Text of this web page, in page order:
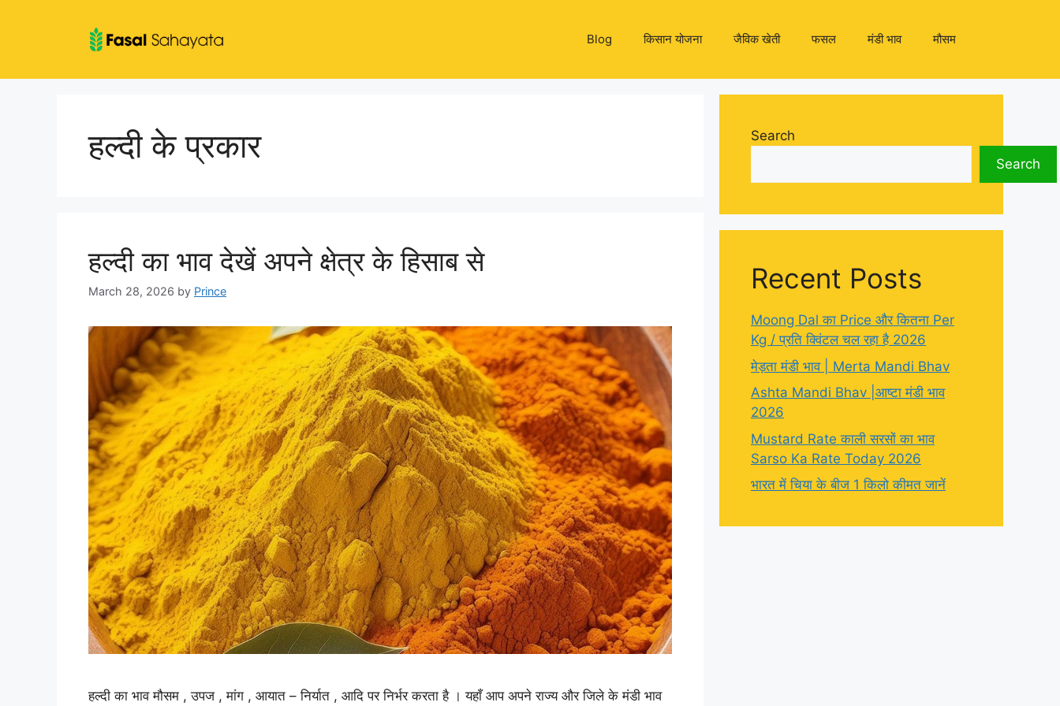
Blog किसान योजना जैविक खेती फसल मंडी भाव मौसम
हल्दी के प्रकार
हल्दी का भाव देखें अपने क्षेत्र के हिसाब से
March 28, 2026 by Prince
हल्दी का भाव मौसम , उपज , मांग , आयात – निर्यात , आदि पर निर्भर करता है । यहाँ आप अपने राज्य और जिले के मंडी भाव
Search
Search
Recent Posts
Moong Dal का Price और कितना Per
Kg / प्रति क्विंटल चल रहा है 2026
मेड़ता मंडी भाव | Merta Mandi Bhav
Ashta Mandi Bhav |आष्टा मंडी भाव
2026
Mustard Rate काली सरसों का भाव
Sarso Ka Rate Today 2026
भारत में चिया के बीज 1 किलो कीमत जानें